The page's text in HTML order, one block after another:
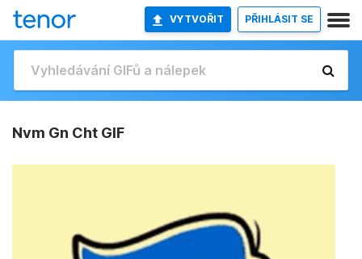
VYTVOŘIT PŘIHLÁSIT SE
Nvm Gn Cht GIF